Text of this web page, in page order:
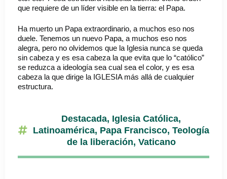
que requiere de un líder visible en la tierra: el Papa.
Ha muerto un Papa extraordinario, a muchos eso nos
duele. Tenemos un nuevo Papa, a muchos eso nos
alegra, pero no olvidemos que la Iglesia nunca se queda
sin cabeza y es esa cabeza la que evita que lo “católico”
se reduzca a ideología sea cual sea el color, y es esa
cabeza la que dirige la IGLESIA más allá de cualquier
estructura.
Destacada, Iglesia Católica,
Latinoamérica, Papa Francisco, Teología
de la liberación, Vaticano